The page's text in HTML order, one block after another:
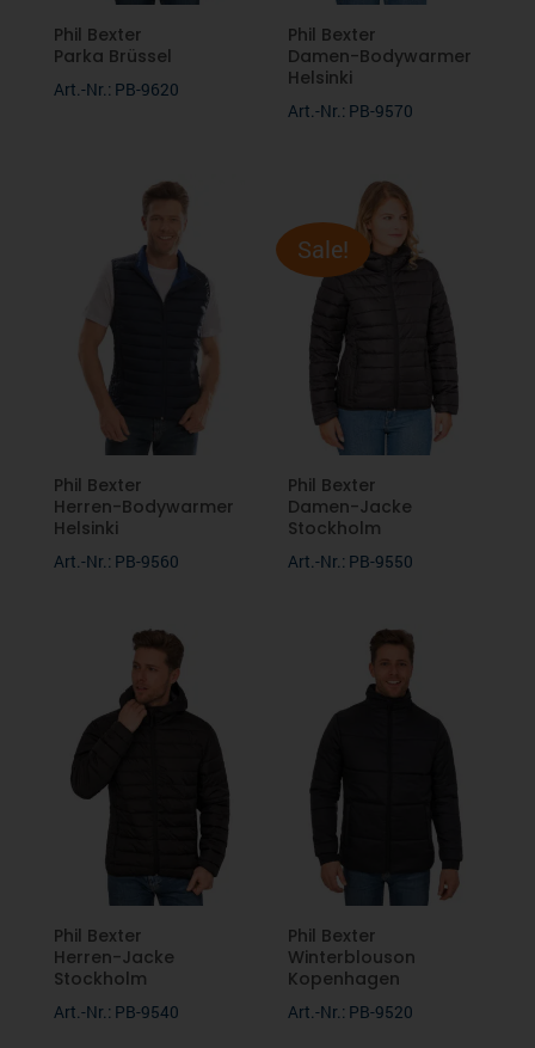
Phil Bexter
Parka Brüssel
Art.-Nr.: PB-9620
Phil Bexter
Damen-Bodywarmer
Helsinki
Art.-Nr.: PB-9570
Phil Bexter
Herren-Bodywarmer
Helsinki
Art.-Nr.: PB-9560
Sale!
Phil Bexter
Damen-Jacke
Stockholm
Art.-Nr.: PB-9550
Phil Bexter
Herren-Jacke
Stockholm
Art.-Nr.: PB-9540
Phil Bexter
Winterblouson
Kopenhagen
Art.-Nr.: PB-9520